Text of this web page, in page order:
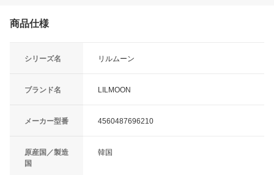
商品仕様
シリーズ名 リルムーン
ブランド名 LILMOON
メーカー型番 4560487696210
原産国／製造
国
韓国